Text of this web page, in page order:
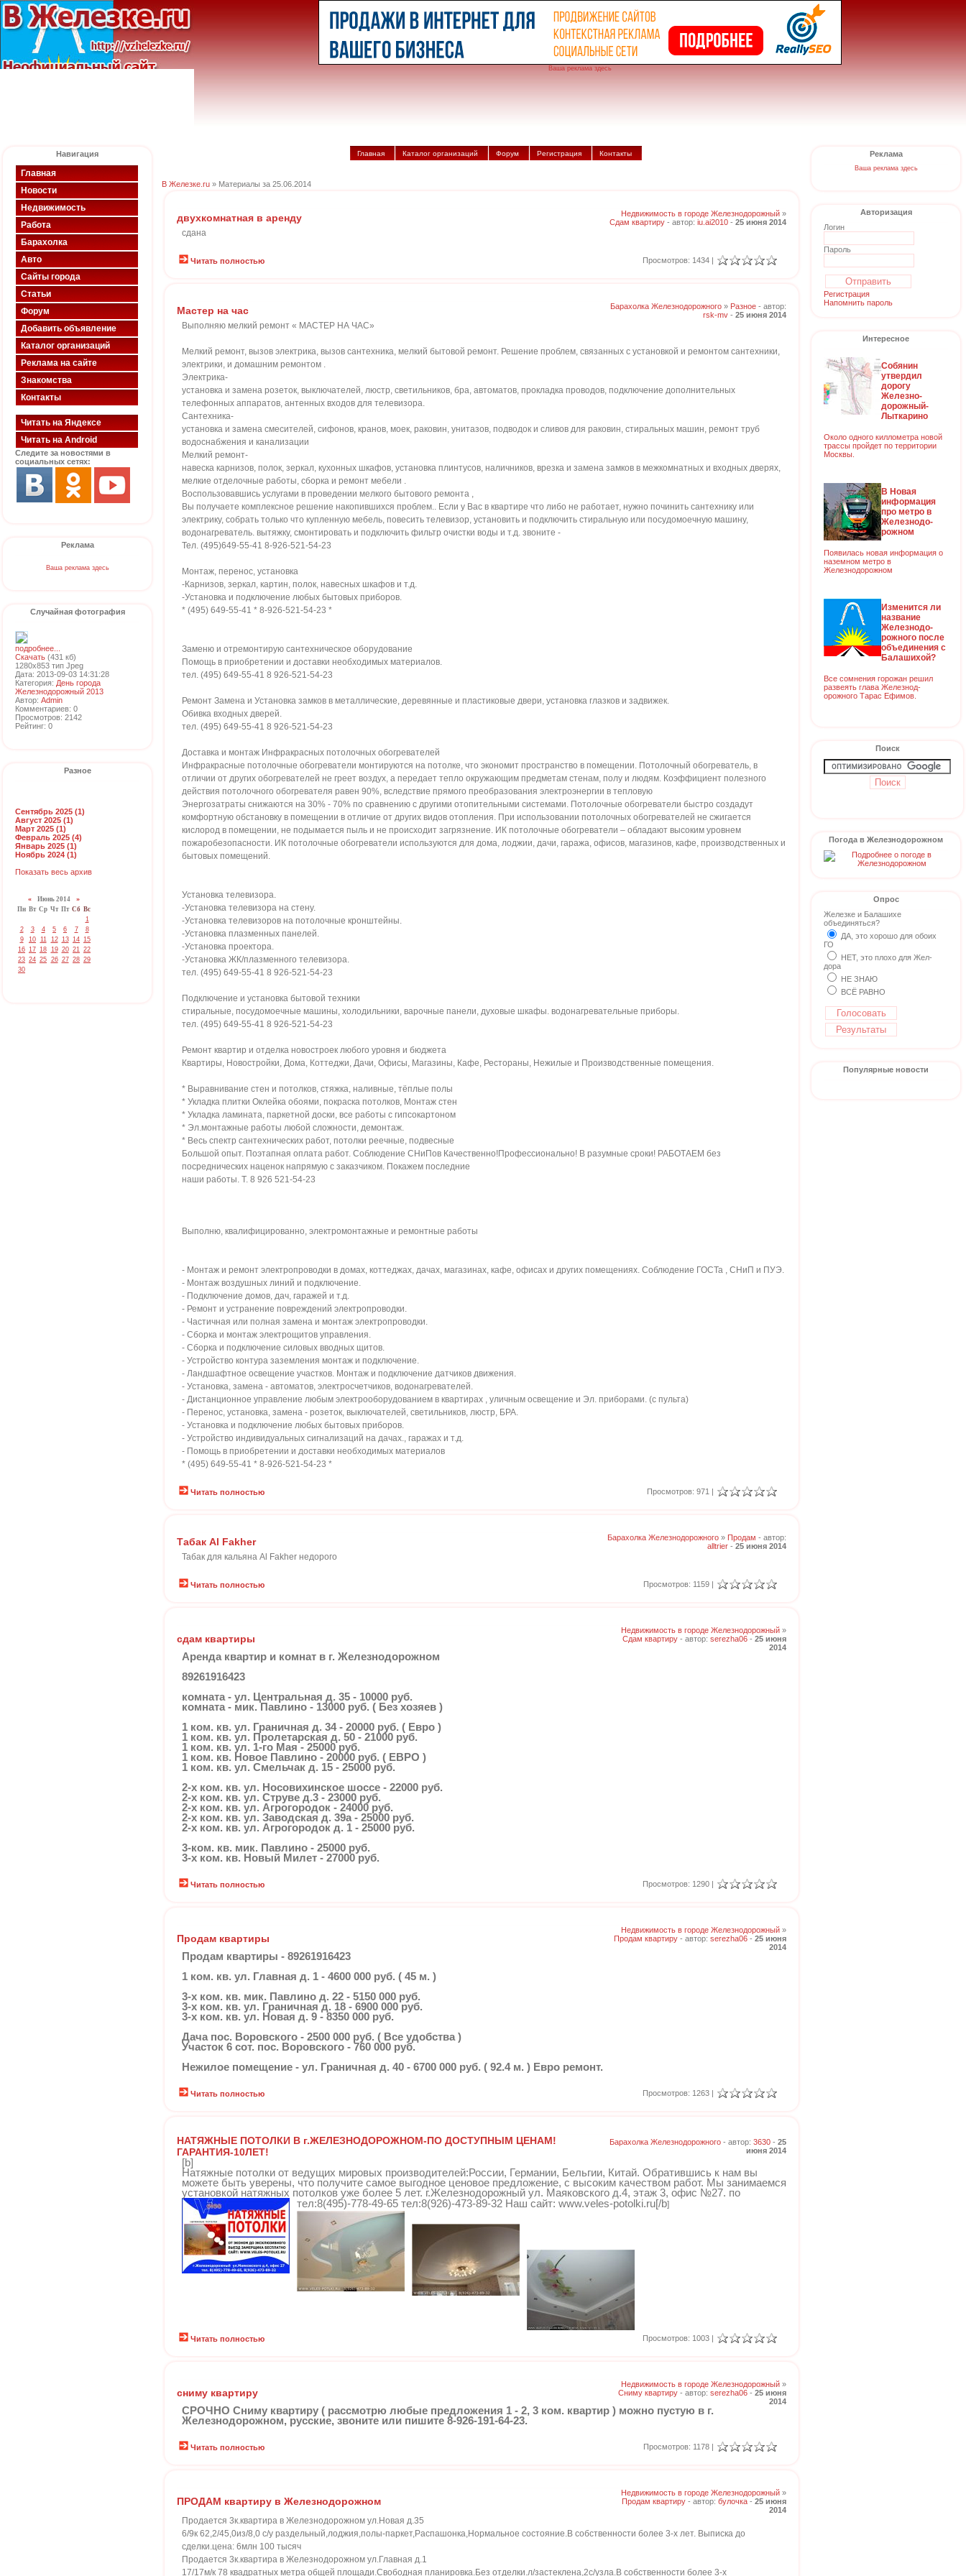
Ваша реклама здесь
Навигация
Главная
Новости
Недвижимость
Работа
Барахолка
Авто
Сайты города
Статьи
Форум
Добавить объявление
Каталог организаций
Реклама на сайте
Знакомства
Контакты
Читать на Яндексе
Читать на Android
Следите за новостями в
социальных сетях:
Реклама
Ваша реклама здесь
Случайная фотография
подробнее...
Скачать (431 кб)
1280x853 тип Jpeg
Дата: 2013-09-03 14:31:28
Категория: День города
Железнодорожный 2013
Автор: Admin
Комментариев: 0
Просмотров: 2142
Рейтинг: 0
Разное
Сентябрь 2025 (1)
Август 2025 (1)
Март 2025 (1)
Февраль 2025 (4)
Январь 2025 (1)
Ноябрь 2024 (1)
Показать весь архив
« Июнь 2014 »
Пн Вт Ср Чт Пт Сб Вс
1
2
3 4 5 6 7
8
9
10 11 12 13 14 15
16 17 18 19 20 21 22
23 24 25 26 27 28 29
30
Главная Каталог организаций Форум Регистрация Контакты
В Железке.ru » Материалы за 25.06.2014
двухкомнатная в аренду Недвижимость в городе Железнодорожный »
Сдам квартиру - автор: iu.ai2010 - 25 июня 2014
сдана
Читать полностью Просмотров: 1434 |
Мастер на час Барахолка Железнодорожного » Разное - автор:
rsk-mv - 25 июня 2014
Выполняю мелкий ремонт « МАСТЕР НА ЧАС»
Мелкий ремонт, вызов электрика, вызов сантехника, мелкий бытовой ремонт. Решение проблем, связанных с установкой и ремонтом сантехники,
электрики, и домашним ремонтом .
Электрика-
установка и замена розеток, выключателей, люстр, светильников, бра, автоматов, прокладка проводов, подключение дополнительных
телефонных аппаратов, антенных входов для телевизора.
Сантехника-
установка и замена смесителей, сифонов, кранов, моек, раковин, унитазов, подводок и сливов для раковин, стиральных машин, ремонт труб
водоснабжения и канализации
Мелкий ремонт-
навеска карнизов, полок, зеркал, кухонных шкафов, установка плинтусов, наличников, врезка и замена замков в межкомнатных и входных дверях,
мелкие отделочные работы, сборка и ремонт мебели .
Воспользовавшись услугами в проведении мелкого бытового ремонта ,
Вы получаете комплексное решение накопившихся проблем.. Если у Вас в квартире что либо не работает, нужно починить сантехнику или
электрику, собрать только что купленную мебель, повесить телевизор, установить и подключить стиральную или посудомоечную машину,
водонагреватель. вытяжку, смонтировать и подключить фильтр очистки воды и т.д. звоните -
Тел. (495)649-55-41 8-926-521-54-23
Монтаж, перенос, установка
-Карнизов, зеркал, картин, полок, навесных шкафов и т.д.
-Установка и подключение любых бытовых приборов.
* (495) 649-55-41 * 8-926-521-54-23 *
Заменю и отремонтирую сантехническое оборудование
Помощь в приобретении и доставки необходимых материалов.
тел. (495) 649-55-41 8 926-521-54-23
Ремонт Замена и Установка замков в металлические, деревянные и пластиковые двери, установка глазков и задвижек.
Обивка входных дверей.
тел. (495) 649-55-41 8 926-521-54-23
Доставка и монтаж Инфракрасных потолочных обогревателей
Инфракрасные потолочные обогреватели монтируются на потолке, что экономит пространство в помещении. Потолочный обогреватель, в
отличии от других обогревателей не греет воздух, а передает тепло окружающим предметам стенам, полу и людям. Коэффициент полезного
действия потолочного обогревателя равен 90%, вследствие прямого преобразования электроэнергии в тепловую
Энергозатраты снижаются на 30% - 70% по сравнению с другими отопительными системами. Потолочные обогреватели быстро создадут
комфортную обстановку в помещении в отличие от других видов отопления. При использовании потолочных обогревателей не сжигается
кислород в помещении, не подымается пыль и не происходит загрязнение. ИК потолочные обогреватели – обладают высоким уровнем
пожаробезопасности. ИК потолочные обогреватели используются для дома, лоджии, дачи, гаража, офисов, магазинов, кафе, производственных и
бытовых помещений.
Установка телевизора.
-Установка телевизора на стену.
-Установка телевизоров на потолочные кронштейны.
-Установка плазменных панелей.
-Установка проектора.
-Установка ЖК/плазменного телевизора.
тел. (495) 649-55-41 8 926-521-54-23
Подключение и установка бытовой техники
стиральные, посудомоечные машины, холодильники, варочные панели, духовые шкафы. водонагревательные приборы.
тел. (495) 649-55-41 8 926-521-54-23
Ремонт квартир и отделка новостроек любого уровня и бюджета
Квартиры, Новостройки, Дома, Коттеджи, Дачи, Офисы, Магазины, Кафе, Рестораны, Нежилые и Производственные помещения.
* Выравнивание стен и потолков, стяжка, наливные, тёплые полы
* Укладка плитки Оклейка обоями, покраска потолков, Монтаж стен
* Укладка ламината, паркетной доски, все работы с гипсокартоном
* Эл.монтажные работы любой сложности, демонтаж.
* Весь спектр сантехнических работ, потолки реечные, подвесные
Большой опыт. Поэтапная оплата работ. Соблюдение СНиПов Качественно!Профессионально! В разумные сроки! РАБОТАЕМ без
посреднических наценок напрямую с заказчиком. Покажем последние
наши работы. Т. 8 926 521-54-23
Выполню, квалифицированно, электромонтажные и ремонтные работы
- Монтаж и ремонт электропроводки в домах, коттеджах, дачах, магазинах, кафе, офисах и других помещениях. Соблюдение ГОСТа , СНиП и ПУЭ.
- Монтаж воздушных линий и подключение.
- Подключение домов, дач, гаражей и т.д.
- Ремонт и устранение повреждений электропроводки.
- Частичная или полная замена и монтаж электропроводки.
- Сборка и монтаж электрощитов управления.
- Сборка и подключение силовых вводных щитов.
- Устройство контура заземления монтаж и подключение.
- Ландшафтное освещение участков. Монтаж и подключение датчиков движения.
- Установка, замена - автоматов, электросчетчиков, водонагревателей.
- Дистанционное управление любым электрооборудованием в квартирах , уличным освещение и Эл. приборами. (с пульта)
- Перенос, установка, замена - розеток, выключателей, светильников, люстр, БРА.
- Установка и подключение любых бытовых приборов.
- Устройство индивидуальных сигнализаций на дачах., гаражах и т.д.
- Помощь в приобретении и доставки необходимых материалов
* (495) 649-55-41 * 8-926-521-54-23 *
Читать полностью Просмотров: 971 |
Табак Al Fakher Барахолка Железнодорожного » Продам - автор:
alltrier - 25 июня 2014
Табак для кальяна Al Fakher недорого
Читать полностью Просмотров: 1159 |
сдам квартиры
Недвижимость в городе Железнодорожный »
Сдам квартиру - автор: serezha06 - 25 июня
2014
Аренда квартир и комнат в г. Железнодорожном
89261916423
комната - ул. Центральная д. 35 - 10000 руб.
комната - мик. Павлино - 13000 руб. ( Без хозяев )
1 ком. кв. ул. Граничная д. 34 - 20000 руб. ( Евро )
1 ком. кв. ул. Пролетарская д. 50 - 21000 руб.
1 ком. кв. ул. 1-го Мая - 25000 руб.
1 ком. кв. Новое Павлино - 20000 руб. ( ЕВРО )
1 ком. кв. ул. Смельчак д. 15 - 25000 руб.
2-х ком. кв. ул. Носовихинское шоссе - 22000 руб.
2-х ком. кв. ул. Струве д.3 - 23000 руб.
2-х ком. кв. ул. Агрогородок - 24000 руб.
2-х ком. кв. ул. Заводская д. 39а - 25000 руб.
2-х ком. кв. ул. Агрогородок д. 1 - 25000 руб.
3-ком. кв. мик. Павлино - 25000 руб.
3-х ком. кв. Новый Милет - 27000 руб.
Читать полностью Просмотров: 1290 |
Продам квартиры
Недвижимость в городе Железнодорожный »
Продам квартиру - автор: serezha06 - 25 июня
2014
Продам квартиры - 89261916423
1 ком. кв. ул. Главная д. 1 - 4600 000 руб. ( 45 м. )
3-х ком. кв. мик. Павлино д. 22 - 5150 000 руб.
3-х ком. кв. ул. Граничная д. 18 - 6900 000 руб.
3-х ком. кв. ул. Новая д. 9 - 8350 000 руб.
Дача пос. Воровского - 2500 000 руб. ( Все удобства )
Участок 6 сот. пос. Воровского - 760 000 руб.
Нежилое помещение - ул. Граничная д. 40 - 6700 000 руб. ( 92.4 м. ) Евро ремонт.
Читать полностью Просмотров: 1263 |
НАТЯЖНЫЕ ПОТОЛКИ В г.ЖЕЛЕЗНОДОРОЖНОМ-ПО ДОСТУПНЫМ ЦЕНАМ!
ГАРАНТИЯ-10ЛЕТ!
Барахолка Железнодорожного - автор: 3630 - 25
июня 2014
[b]
Натяжные потолки от ведущих мировых производителей:России, Германии, Бельгии, Китай. Обратившись к нам вы
можете быть уверены, что получите самое выгодное ценовое предложение, с высоким качеством работ. Мы занимаемся
установкой натяжных потолков уже более 5 лет. г.Железнодорожный ул. Маяковского д.4, этаж 3, офис №27. по
тел:8(495)-778-49-65 тел:8(926)-473-89-32 Наш сайт: www.veles-potolki.ru[/b]
Читать полностью Просмотров: 1003 |
сниму квартиру
Недвижимость в городе Железнодорожный »
Сниму квартиру - автор: serezha06 - 25 июня
2014
СРОЧНО Сниму квартиру ( рассмотрю любые предложения 1 - 2, 3 ком. квартир ) можно пустую в г.
Железнодорожном, русские, звоните или пишите 8-926-191-64-23.
Читать полностью Просмотров: 1178 |
ПРОДАМ квартиру в Железнодорожном
Недвижимость в городе Железнодорожный »
Продам квартиру - автор: булочка - 25 июня
2014
Продается 3к.квартира в Железнодорожном ул.Новая д.35
6/9к 62,2/45,0из/8,0 с/у раздельный,лоджия,полы-паркет,Распашонка,Нормальное состояние.В собственности более 3-х лет. Выписка до
сделки.цена: 6млн 100 тысяч
Продается 3к.квартира в Железнодорожном ул.Главная д.1
17/17м/к 78 квадратных метра общей площади.Свободная планировка.Без отделки.л/застеклена,2с/узла.В собственности более 3-х
Реклама
Ваша реклама здесь
Авторизация
Логин
Пароль
Регистрация
Напомнить пароль
Интересное
Собянин
утвердил
дорогу
Железно-
дорожный-
Лыткарино
Около одного киллометра новой
трассы пройдет по территории
Москвы.
В Новая
информация
про метро в
Железнодо-
рожном
Появилась новая информация о
наземном метро в
Железнодорожном
Изменится ли
название
Железнодо-
рожного после
объединения с
Балашихой?
Все сомнения горожан решил
развеять глава Железнод-
орожного Тарас Ефимов.
Поиск
Погода в Железнодорожном
Опрос
Железке и Балашихе
объединяться?
ДА, это хорошо для обоих
ГО
НЕТ, это плохо для Жел-
дора
НЕ ЗНАЮ
ВСЁ РАВНО
Популярные новости